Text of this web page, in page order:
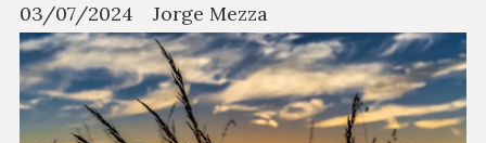
Jorge Mezza
03/07/2024